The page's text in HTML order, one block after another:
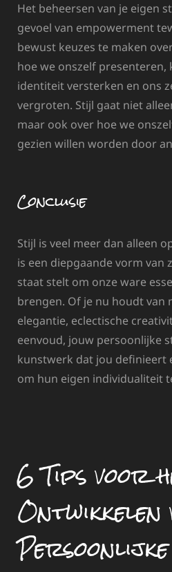
Het beheersen van je eigen
gevoel van empowerment
bewust keuzes te maken
hoe we onszelf presenteren,
identiteit versterken en ons
vergroten. Stijl gaat niet
maar ook over hoe we
gezien willen worden door
Conclusie
Stijl is veel meer dan alleen
is een diepgaande vorm van
staat stelt om onze ware
brengen. Of je nu houdt van
elegantie, eclectische
eenvoud, jouw persoonlijke
kunstwerk dat jou definieert
om hun eigen individualiteit
6 Tips voor
Ontwikkelen